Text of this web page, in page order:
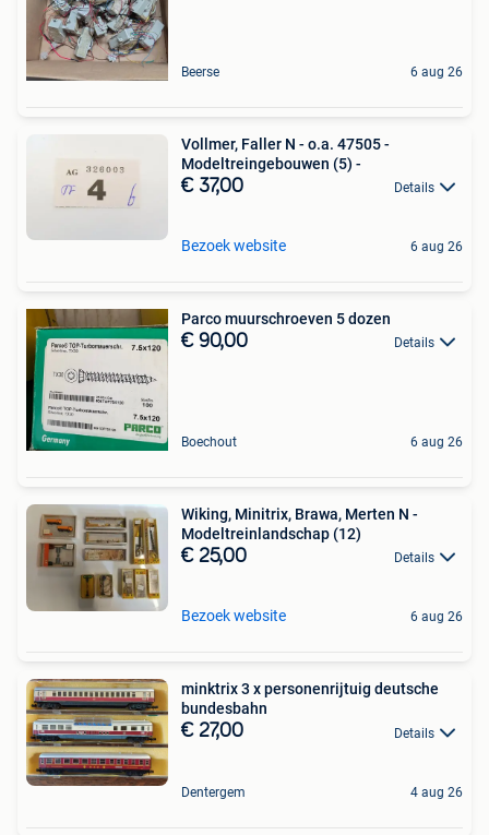
Beerse 6 aug 26
Vollmer, Faller N - o.a. 47505 -
Modeltreingebouwen (5) -
€ 37,00 Details
Bezoek website 6 aug 26
Parco muurschroeven 5 dozen
€ 90,00 Details
Boechout 6 aug 26
Wiking, Minitrix, Brawa, Merten N -
Modeltreinlandschap (12)
€ 25,00 Details
Bezoek website 6 aug 26
minktrix 3 x personenrijtuig deutsche
bundesbahn
€ 27,00 Details
Dentergem 4 aug 26